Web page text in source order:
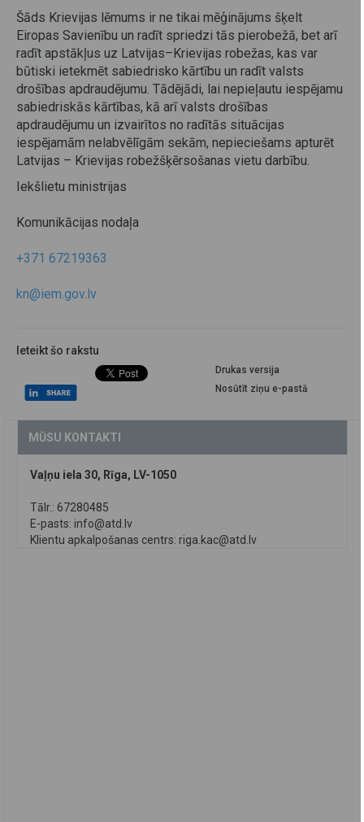
Šāds Krievijas lēmums ir ne tikai mēģinājums šķelt
Eiropas Savienību un radīt spriedzi tās pierobežā, bet arī
radīt apstākļus uz Latvijas–Krievijas robežas, kas var
būtiski ietekmēt sabiedrisko kārtību un radīt valsts
drošības apdraudējumu. Tādējādi, lai nepieļautu iespējamu
sabiedriskās kārtības, kā arī valsts drošības
apdraudējumu un izvairītos no radītās situācijas
iespējamām nelabvēlīgām sekām, nepieciešams apturēt
Latvijas – Krievijas robežšķērsošanas vietu darbību.
Iekšlietu ministrijas
Komunikācijas nodaļa
+371 67219363
kn@iem.gov.lv
Ieteikt šo rakstu
Drukas versija
Nosūtīt ziņu e-pastā
MŪSU KONTAKTI
Vaļņu iela 30, Rīga, LV-1050
Tālr.: 67280485
E-pasts: info@atd.lv
Klientu apkalpošanas centrs: riga.kac@atd.lv